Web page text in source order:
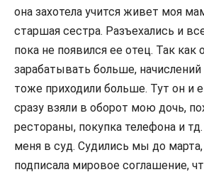
она захотела учится живет моя
старшая сестра. Разъехались и
пока не появился ее отец. Так как
зарабатывать больше,
тоже приходили больше. Тут он и
сразу взяли в оборот мою дочь,
рестораны, покупка телефона и
меня в суд. Судились мы до марта,
подписала мировое соглашение,